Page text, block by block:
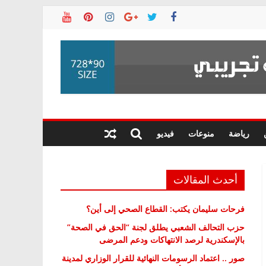
رياضة منوعات فيديو
أحدث المقالات
فرحات سليمان يكتب: القطاع الصحي إلى أين؟
حزب التحالف الشعبي يطلق لجنة “الحق في الصحة”
بالإسكندرية لرصد الانتهاكات ودعم المرضى
صور .. اعتماد الرسومات النهائية للقرار الوزاري لمدينة